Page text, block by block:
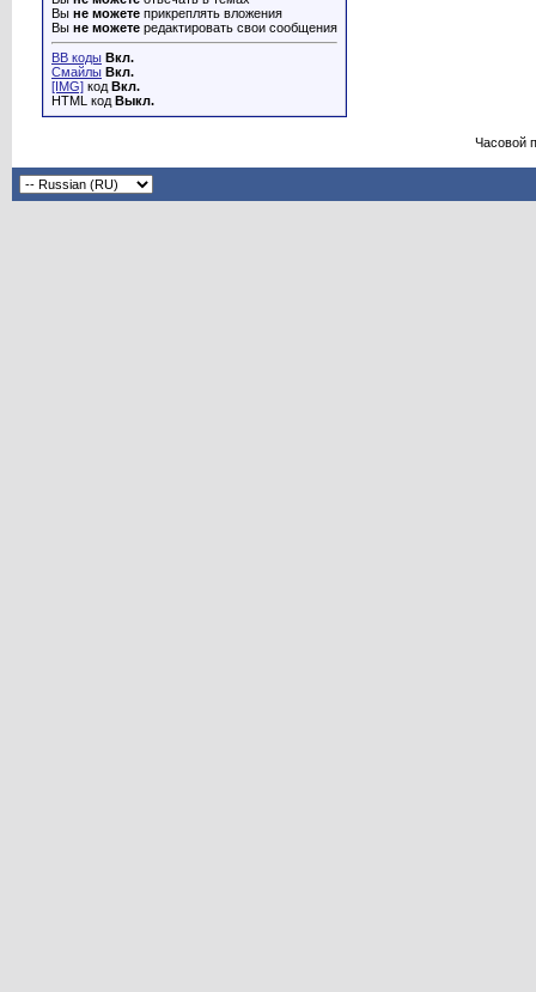
Вы не можете прикреплять вложения
Вы не можете редактировать свои сообщения
BB коды Вкл.
Смайлы Вкл.
[IMG] код Вкл.
HTML код Выкл.
Часовой